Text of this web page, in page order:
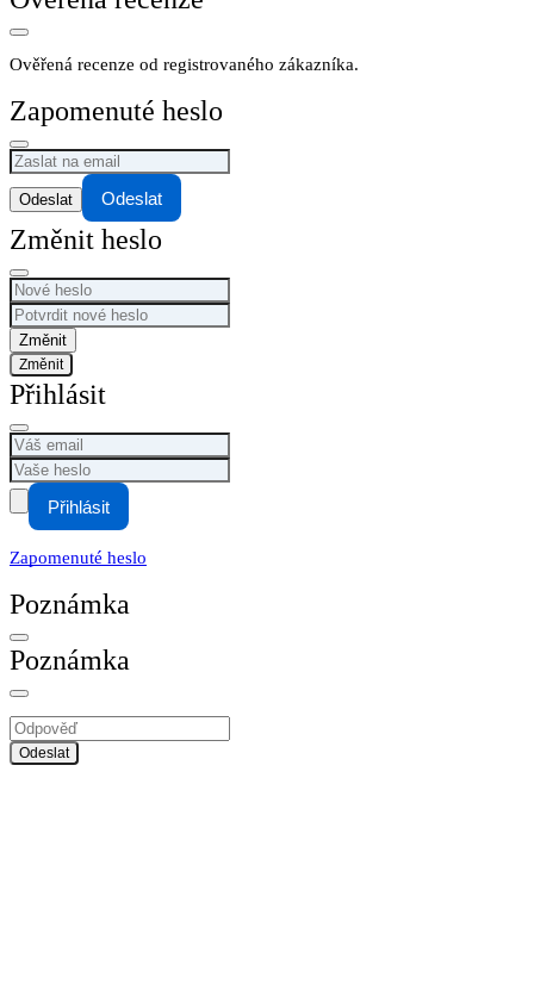
Ověřená recenze od registrovaného zákazníka.
Zapomenuté heslo
Odeslat
Změnit heslo
Změnit
Přihlásit
Přihlásit
Zapomenuté heslo
Poznámka
Poznámka
Odeslat